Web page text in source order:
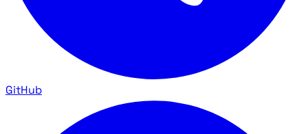
GitHub